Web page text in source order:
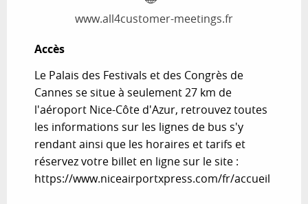
www.all4customer-meetings.fr
Accès
Accès
Le Palais des Festivals et des Congrès de
Cannes se situe à seulement 27 km de
l'aéroport Nice-Côte d'Azur, retrouvez toutes
les informations sur les lignes de bus s'y
rendant ainsi que les horaires et tarifs et
réservez votre billet en ligne sur le site :
https://www.niceairportxpress.com/fr/accueil